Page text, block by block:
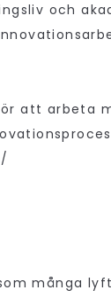
och
att arbeta
många